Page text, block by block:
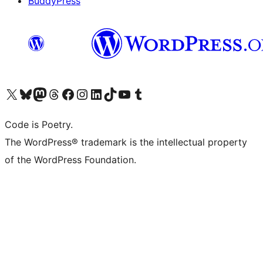
Navštivte náš účet na X (dříve Twitter)
Navštivte náš Bluesky účetNavštivte náš účet Mastodon
Navštivte náš Threads účetNavštivte naši stránku na Facebooku
Navštivte náš Instagram účetNavštivte náš LinkedIn účetNavštivte náš TikTok účetNavštivte náš YouTube kanálNavštivte náš Tumblr účet
Code is Poetry.
The WordPress® trademark is the intellectual property
of the WordPress Foundation.